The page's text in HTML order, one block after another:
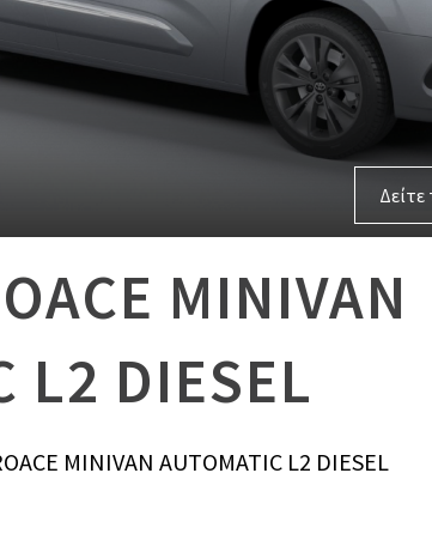
Δείτε
MINIVAN
L2 DIESEL
MINIVAN AUTOMATIC L2 DIESEL